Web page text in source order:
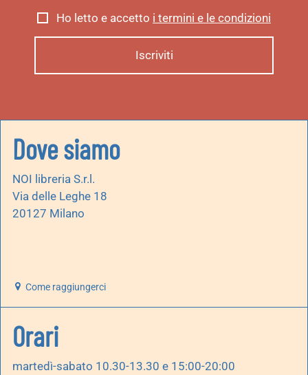
Ho letto e accetto i termini e le condizioni
Dove siamo
NOI libreria S.r.l.
Via delle Leghe 18
20127 Milano
Come raggiungerci
Orari
martedì-sabato 10.30-13.30 e 15:00-20:00